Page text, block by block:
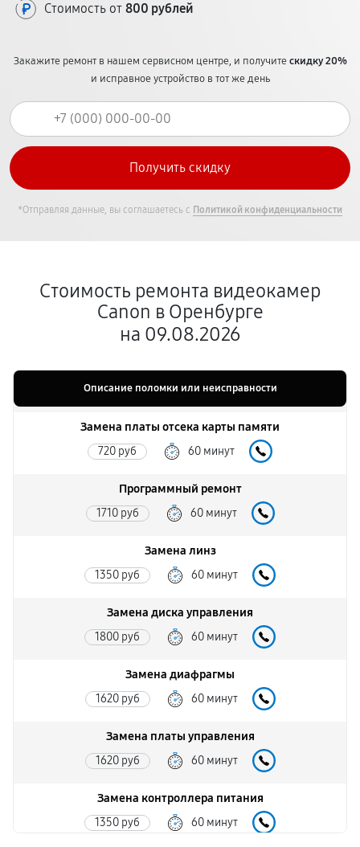
Стоимость от 800 рублей
Закажите ремонт в нашем сервисном центре, и получитескидку 20%
и исправное устройство в тот же день
*Отправляя данные, вы соглашаетесь с Политикой конфиденциальности
Стоимость ремонта видеокамер
Canon в Оренбурге
на 09.08.2026
Описание поломки или неисправности
Замена платы отсека карты памяти
720 руб 60 минут
Программный ремонт
1710 руб 60 минут
Замена линз
1350 руб 60 минут
Замена диска управления
1800 руб 60 минут
Замена диафрагмы
1620 руб 60 минут
Замена платы управления
1620 руб 60 минут
Замена контроллера питания
1350 руб 60 минут